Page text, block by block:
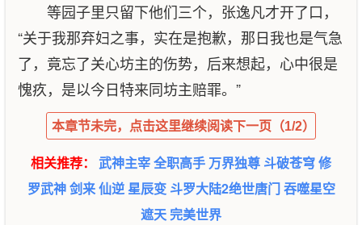
等园子里只留下他们三个，张逸凡才开了口，
“关于我那弃妇之事，实在是抱歉，那日我也是气急
了，竟忘了关心坊主的伤势，后来想起，心中很是
愧疚，是以今日特来同坊主赔罪。”
本章节未完，点击这里继续阅读下一页（1/2）
相关推荐： 武神主宰全职高手 万界独尊 斗破苍穹修
罗武神剑来仙逆星辰变 斗罗大陆2绝世唐门吞噬星空
遮天 完美世界